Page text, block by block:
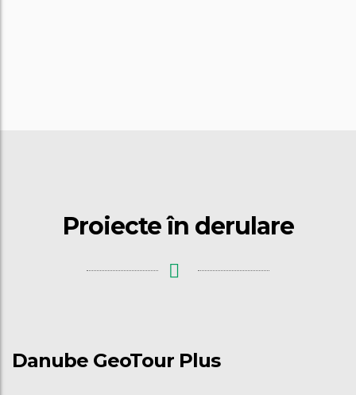
Proiecte în derulare
Danube GeoTour Plus